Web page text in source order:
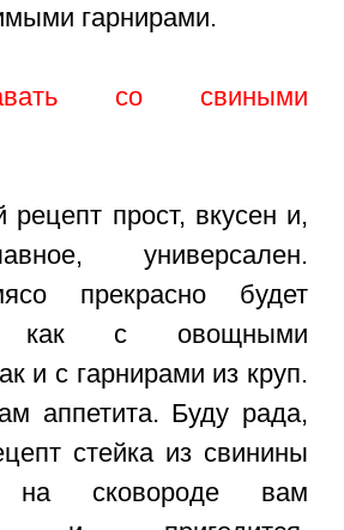
гарнирами.
со свиными
рецепт прост, вкусен и,
универсален.
прекрасно будет
как с овощными
и с гарнирами из круп.
аппетита. Буду рада,
стейка из свинины
сковороде вам